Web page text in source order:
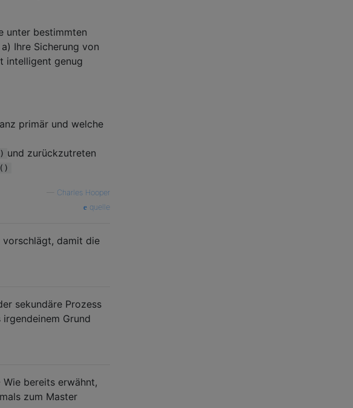
unter bestimmten
Ihre Sicherung von
intelligent genug
primär und welche
und zurückzutreten
Charles Hooper
quelle
vorschlägt, damit die
sekundäre Prozess
Grund
bereits erwähnt,
zum Master